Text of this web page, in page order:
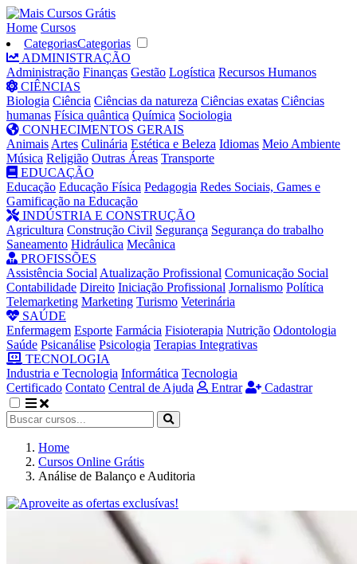
Home Cursos
CategoriasCategorias
ADMINISTRAÇÃO
Administração Finanças Gestão Logística Recursos Humanos
CIÊNCIAS
Biologia Ciência Ciências da natureza Ciências exatas Ciências
humanas Física quântica Química Sociologia
CONHECIMENTOS GERAIS
Animais Artes Culinária Estética e Beleza Idiomas Meio Ambiente
Música Religião Outras Áreas Transporte
EDUCAÇÃO
Educação Educação Física Pedagogia Redes Sociais, Games e
Gamificação na Educação
INDÚSTRIA E CONSTRUÇÃO
Agricultura Construção Civil Segurança Segurança do trabalho
Saneamento Hidráulica Mecânica
PROFISSÕES
Assistência Social Atualização Profissional Comunicação Social
Contabilidade Direito Iniciação Profissional Jornalismo Política
Telemarketing Marketing Turismo Veterinária
SAÚDE
Enfermagem Esporte Farmácia Fisioterapia Nutrição Odontologia
Saúde Psicanálise Psicologia Terapias Integrativas
TECNOLOGIA
Industria e Tecnologia Informática Tecnologia
Certificado Contato Central de Ajuda Entrar Cadastrar
Home
Cursos Online Grátis
Análise de Balanço e Auditoria